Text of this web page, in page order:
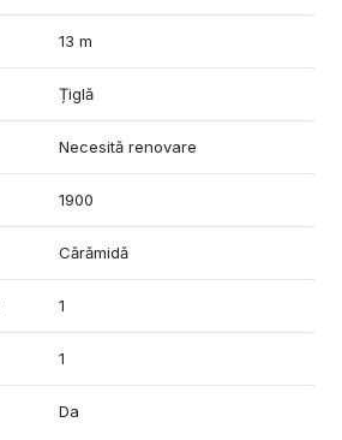
13 m
Țiglă
Necesită renovare
1900
Cărămidă
1
1
Da